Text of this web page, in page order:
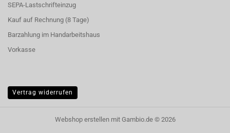
SEPA-Lastschrifteinzug
Kauf auf Rechnung (8 Tage)
Barzahlung im Handarbeitshaus
Vorkasse
Vertrag widerrufen
Webshop erstellenmit Gambio.de © 2026